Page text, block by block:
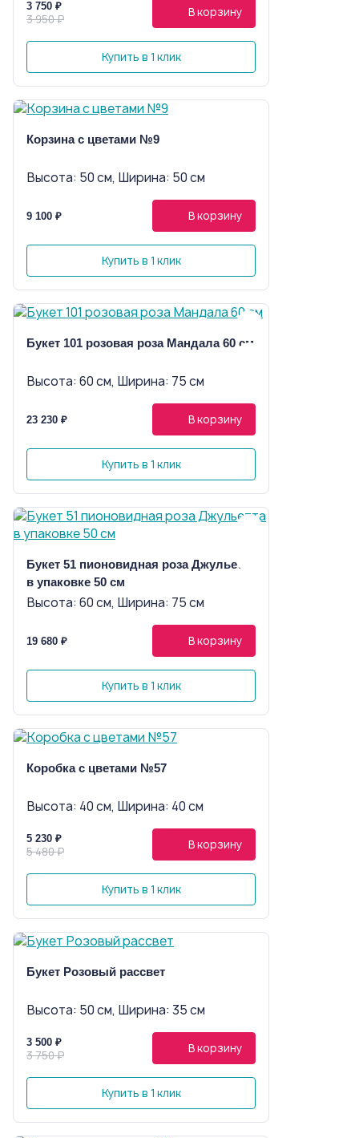
3 750 ₽
3 950 ₽ В корзину
Купить в 1 клик
Корзина с цветами №9
Высота: 50 см, Ширина: 50 см
9 100 ₽ В корзину
Купить в 1 клик
Букет 101 розовая роза Мандала 60 см
Высота: 60 см, Ширина: 75 см
23 230 ₽ В корзину
Купить в 1 клик
Букет 51 пионовидная роза Джульетта
в упаковке 50 см
Высота: 60 см, Ширина: 75 см
19 680 ₽ В корзину
Купить в 1 клик
Коробка с цветами №57
Высота: 40 см, Ширина: 40 см
5 230 ₽
5 480 ₽ В корзину
Купить в 1 клик
Букет Розовый рассвет
Высота: 50 см, Ширина: 35 см
3 500 ₽
3 750 ₽ В корзину
Купить в 1 клик